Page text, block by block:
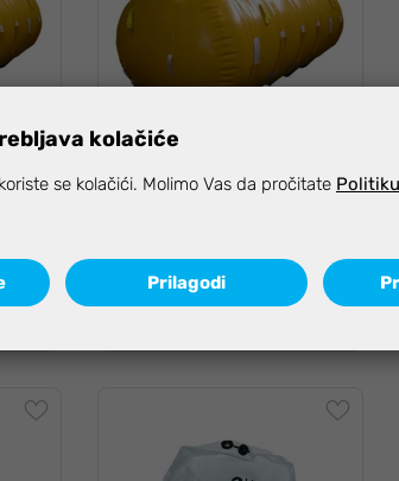
kg,
JWA padobran premier
Pošaljite upit
kolačiće
se kolačići. Molimo Vas da pročitate
Prilagodi